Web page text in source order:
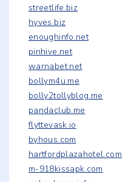
streetlife.biz
hyves.biz
enoughinfo.net
pinhive.net
warnabet.net
bollym4u.me
bolly2tollyblog.me
pandaclub.me
flyttevask.io
byhous.com
hartfordplazahotel.com
m-918kissapk.com